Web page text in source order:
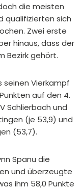
die meisten
qualifizierten sich
Zwei erste
hinaus, dass der
Bezirk gehört.
seinen Vierkampf
auf den 4.
Schlierbach und
(je 53,9) und
(53,7).
Spanu die
und überzeugte
ihm 58,0 Punkte